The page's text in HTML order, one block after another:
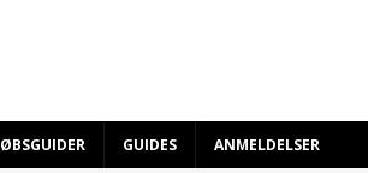
GUIDES ANMELDELSER